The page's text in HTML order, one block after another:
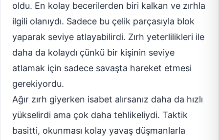
oldu. En kolay becerilerden biri kalkan ve zırhla
ilgili olanıydı. Sadece bu çelik parçasıyla blok
yaparak seviye atlayabilirdi. Zırh yeterlilikleri ile
daha da kolaydı çünkü bir kişinin seviye
atlamak için sadece savaşta hareket etmesi
gerekiyordu.
Ağır zırh giyerken isabet alırsanız daha da hızlı
yükselirdi ama çok daha tehlikeliydi. Taktik
basitti, okunması kolay yavaş düşmanlarla